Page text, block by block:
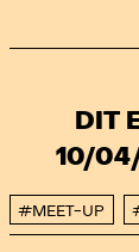
DIT
10/
#MEET-UP